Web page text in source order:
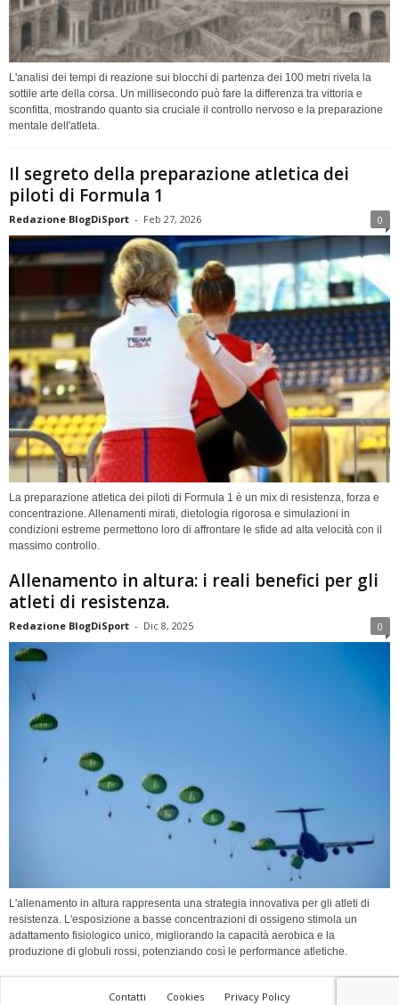
L'analisi dei tempi di reazione sui blocchi di partenza dei 100 metri rivela la
sottile arte della corsa. Un millisecondo può fare la differenza tra vittoria e
sconfitta, mostrando quanto sia cruciale il controllo nervoso e la preparazione
mentale dell'atleta.
Il segreto della preparazione atletica dei
piloti di Formula 1
Redazione BlogDiSport - Feb 27, 2026 0
La preparazione atletica dei piloti di Formula 1 è un mix di resistenza, forza e
concentrazione. Allenamenti mirati, dietologia rigorosa e simulazioni in
condizioni estreme permettono loro di affrontare le sfide ad alta velocità con il
massimo controllo.
Allenamento in altura: i reali benefici per gli
atleti di resistenza.
Redazione BlogDiSport - Dic 8, 2025 0
L'allenamento in altura rappresenta una strategia innovativa per gli atleti di
resistenza. L'esposizione a basse concentrazioni di ossigeno stimola un
adattamento fisiologico unico, migliorando la capacità aerobica e la
produzione di globuli rossi, potenziando così le performance atletiche.
Contatti Cookies Privacy Policy